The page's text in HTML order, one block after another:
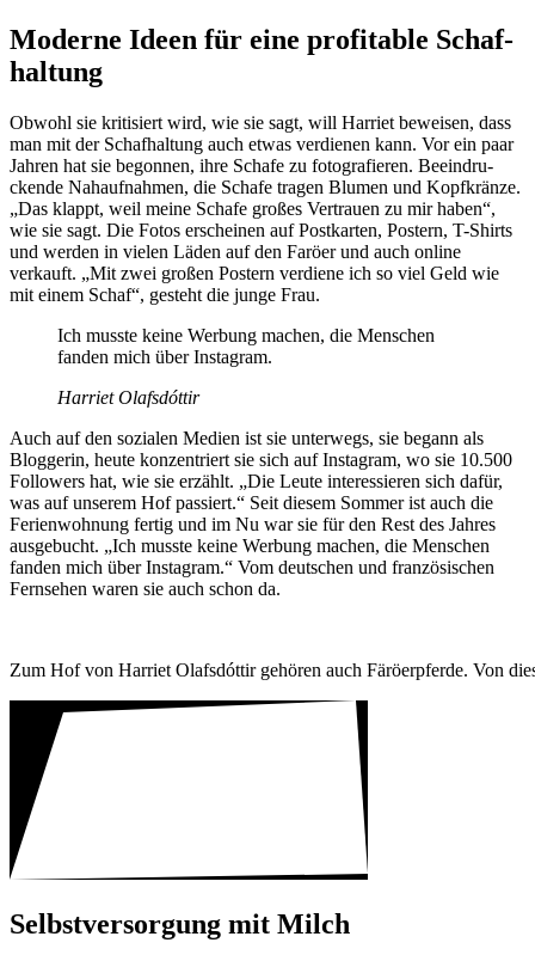
Moderne Ideen für eine profi­table Schaf­
hal­tung
Obwohl sie kriti­siert wird, wie sie sagt, will Harriet beweisen, dass
man mit der Schaf­hal­tung auch etwas verdienen kann. Vor ein paar
Jahren hat sie begonnen, ihre Schafe zu foto­gra­fieren. Beein­dru­
ckende Nahauf­nahmen, die Schafe tragen Blumen und Kopf­kränze.
„Das klappt, weil meine Schafe großes Vertrauen zu mir haben“,
wie sie sagt. Die Fotos erscheinen auf Post­karten, Postern, T-Shirts
und werden in vielen Läden auf den Faröer und auch online
verkauft. „Mit zwei großen Postern verdiene ich so viel Geld wie
mit einem Schaf“, gesteht die junge Frau.
Ich musste keine Werbung machen, die Menschen
fanden mich über Insta­gram.
Harriet Olaf­sdóttir
Auch auf den sozialen Medien ist sie unter­wegs, sie begann als
Blog­gerin, heute konzen­triert sie sich auf Insta­gram, wo sie 10.500
Follo­wers hat, wie sie erzählt. „Die Leute inter­es­sieren sich dafür,
was auf unserem Hof passiert.“ Seit diesem Sommer ist auch die
Feri­en­woh­nung fertig und im Nu war sie für den Rest des Jahres
ausge­bucht. „Ich musste keine Werbung machen, die Menschen
fanden mich über Insta­gram.“ Vom deut­schen und fran­zö­si­schen
Fern­sehen waren sie auch schon da.
Zum Hof von Harriet Olaf­sdóttir gehören auch Färö­er­pferde. Von
Selbst­ver­sor­gung mit Milch